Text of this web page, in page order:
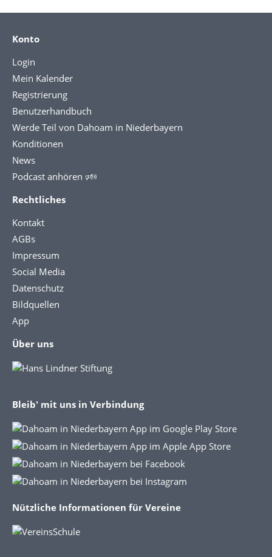
Konto
Login
Mein Kalender
Registrierung
Benutzerhandbuch
Werde Teil von Dahoam in Niederbayern
Konditionen
News
Podcast anhören 🕬
Rechtliches
Kontakt
AGBs
Impressum
Social Media
Datenschutz
Bildquellen
App
Über uns
Bleib' mit uns in Verbindung
Nützliche Informationen für Vereine